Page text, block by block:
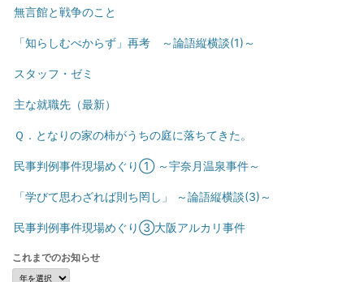
無言館と戦争のこと
「知らしむべからず」再考 ～論語縦横談(1)～
スタッフ・ゼミ
主な就職先（最新）
Ｑ．となりの家の柿がうちの庭に落ちてきた。
民事判例事件現場めぐり① ～宇奈月温泉事件～
「学びて思わざれば則ち罔し」 ～論語縦横談(3)～
民事判例事件現場めぐり③大阪アルカリ事件
これまでのお知らせ
こ